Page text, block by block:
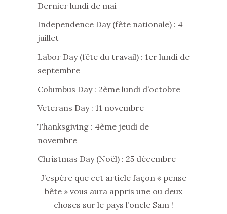
Dernier lundi de mai
Independence Day (fête nationale) : 4
juillet
Labor Day (fête du travail) : 1er lundi de
septembre
Columbus Day : 2ème lundi d’octobre
Veterans Day : 11 novembre
Thanksgiving : 4ème jeudi de
novembre
Christmas Day (Noël) : 25 décembre
J’espère que cet article façon « pense
bête » vous aura appris une ou deux
choses sur le pays l’oncle Sam !